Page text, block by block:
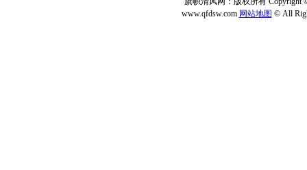
www.qfdsw.com 网站地图 © All